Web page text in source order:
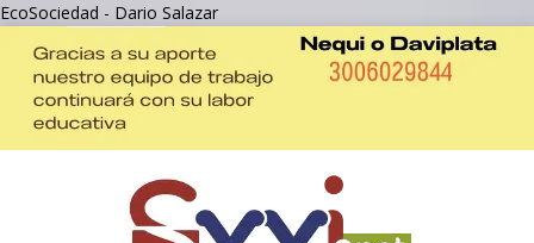
EcoSociedad - Dario Salazar